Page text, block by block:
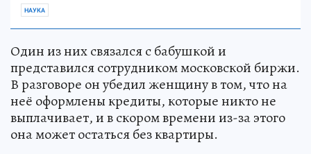
НАУКА
Один из них связался с бабушкой и
представился сотрудником московской биржи.
В разговоре он убедил женщину в том, что на
неё оформлены кредиты, которые никто не
выплачивает, и в скором времени из-за этого
она может остаться без квартиры.